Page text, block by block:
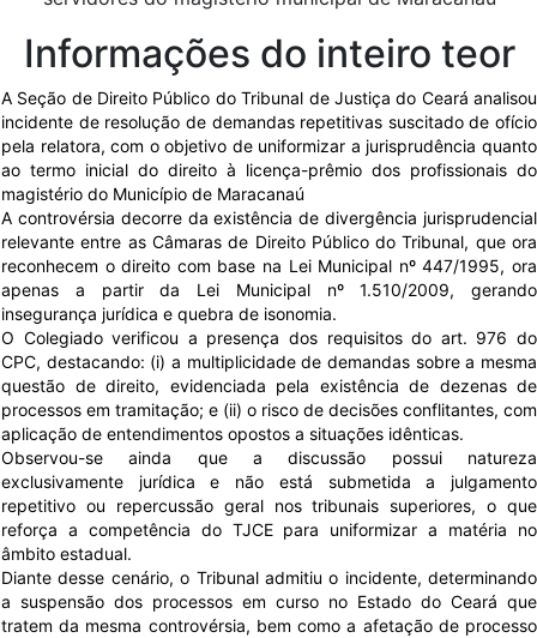
Informações do inteiro teor
A Seção de Direito Público do Tribunal de Justiça do Ceará analisou
incidente de resolução de demandas repetitivas suscitado de ofício
pela relatora, com o objetivo de uniformizar a jurisprudência quanto
ao termo inicial do direito à licença-prêmio dos profissionais do
magistério do Município de Maracanaú
A controvérsia decorre da existência de divergência jurisprudencial
relevante entre as Câmaras de Direito Público do Tribunal, que ora
reconhecem o direito com base na Lei Municipal nº 447/1995, ora
apenas a partir da Lei Municipal nº 1.510/2009, gerando
insegurança jurídica e quebra de isonomia.
O Colegiado verificou a presença dos requisitos do art. 976 do
CPC, destacando: (i) a multiplicidade de demandas sobre a mesma
questão de direito, evidenciada pela existência de dezenas de
processos em tramitação; e (ii) o risco de decisões conflitantes, com
aplicação de entendimentos opostos a situações idênticas.
Observou-se ainda que a discussão possui natureza
exclusivamente jurídica e não está submetida a julgamento
repetitivo ou repercussão geral nos tribunais superiores, o que
reforça a competência do TJCE para uniformizar a matéria no
âmbito estadual.
Diante desse cenário, o Tribunal admitiu o incidente, determinando
a suspensão dos processos em curso no Estado do Ceará que
tratem da mesma controvérsia, bem como a afetação de processo